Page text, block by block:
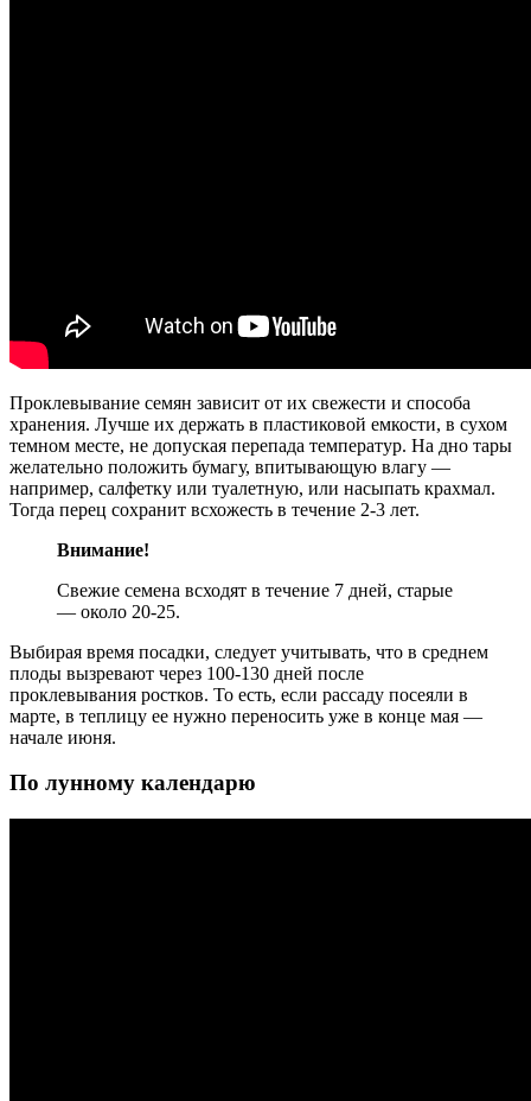
Проклевывание семян зависит от их свежести и способа
хранения. Лучше их держать в пластиковой емкости, в сухом
темном месте, не допуская перепада температур. На дно тары
желательно положить бумагу, впитывающую влагу —
например, салфетку или туалетную, или насыпать крахмал.
Тогда перец сохранит всхожесть в течение 2-3 лет.
Внимание!
Свежие семена всходят в течение 7 дней, старые
— около 20-25.
Выбирая время посадки, следует учитывать, что в среднем
плоды вызревают через 100-130 дней после
проклевывания ростков. То есть, если рассаду посеяли в
марте, в теплицу ее нужно переносить уже в конце мая —
начале июня.
По лунному календарю